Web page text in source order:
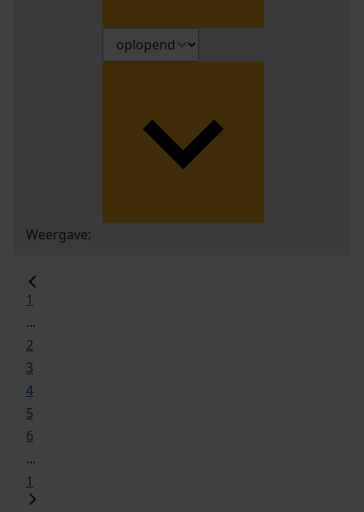
Weergave:
1
...
2
3
4
5
6
...
1